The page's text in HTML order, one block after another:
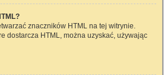
znaczników HTML na tej witrynie.
dostarcza HTML, można uzyskać, używając